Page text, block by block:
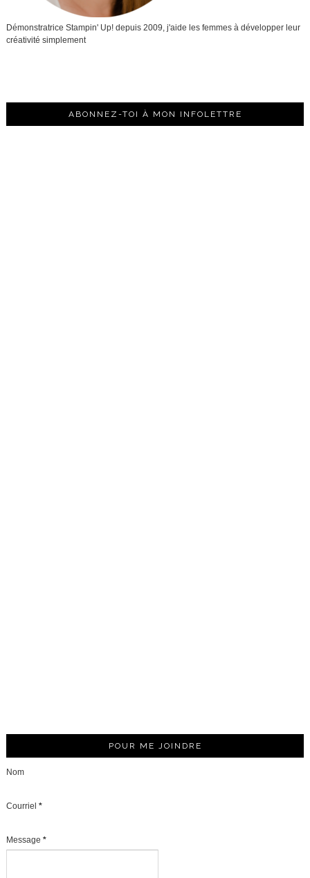
Démonstratrice Stampin' Up! depuis 2009, j'aide les femmes à développer leur
créativité simplement
ABONNEZ-TOI À MON INFOLETTRE
POUR ME JOINDRE
Nom
Courriel *
Message *